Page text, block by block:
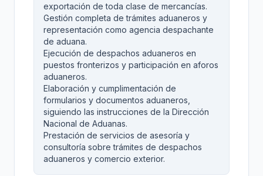
exportación de toda clase de mercancías.
Gestión completa de trámites aduaneros y
representación como agencia despachante
de aduana.
Ejecución de despachos aduaneros en
puestos fronterizos y participación en aforos
aduaneros.
Elaboración y cumplimentación de
formularios y documentos aduaneros,
siguiendo las instrucciones de la Dirección
Nacional de Aduanas.
Prestación de servicios de asesoría y
consultoría sobre trámites de despachos
aduaneros y comercio exterior.